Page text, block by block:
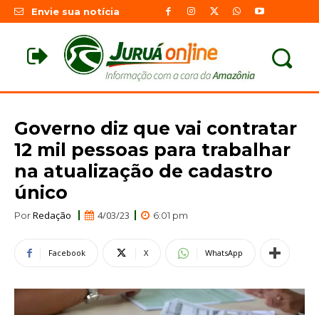
Envie sua notícia
Governo diz que vai contratar
12 mil pessoas para trabalhar
na atualização de cadastro
único
PorRedação 4/03/23 6:01 pm
Facebook X WhatsApp